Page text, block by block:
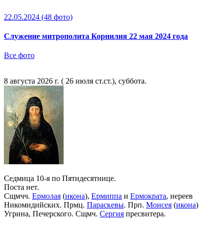
22.05.2024 (48 фото)
Служение митрополита Корнилия 22 мая 2024 года
Все фото
8 августа 2026 г. ( 26 июля ст.ст.), суббота.
Седмица 10-я по Пятидесятнице.
Поста нет.
Сщмчч. Ермолая (икона), Ермиппа и Ермократа, иереев
Никомидийских. Прмц. Параскевы. Прп. Моисея (икона)
Угрина, Печерского. Сщмч. Сергия пресвитера.